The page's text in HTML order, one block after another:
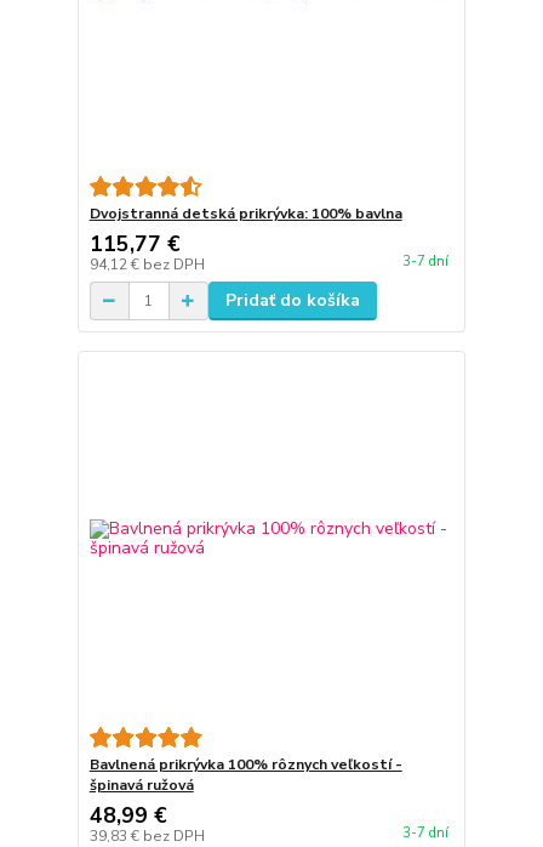
Dvojstranná detská prikrývka: 100% bavlna
115,77 €
94,12 € bez DPH 3-7 dní
Pridať do košíka
Bavlnená prikrývka 100% rôznych veľkostí -
špinavá ružová
48,99 €
39,83 € bez DPH 3-7 dní